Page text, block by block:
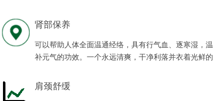
肾部保养
可以帮助人体全面温通经络，具有行气血、逐寒湿，温
补元气的功效。一个永远清爽，干净利落并衣着光鲜的
肩颈舒缓